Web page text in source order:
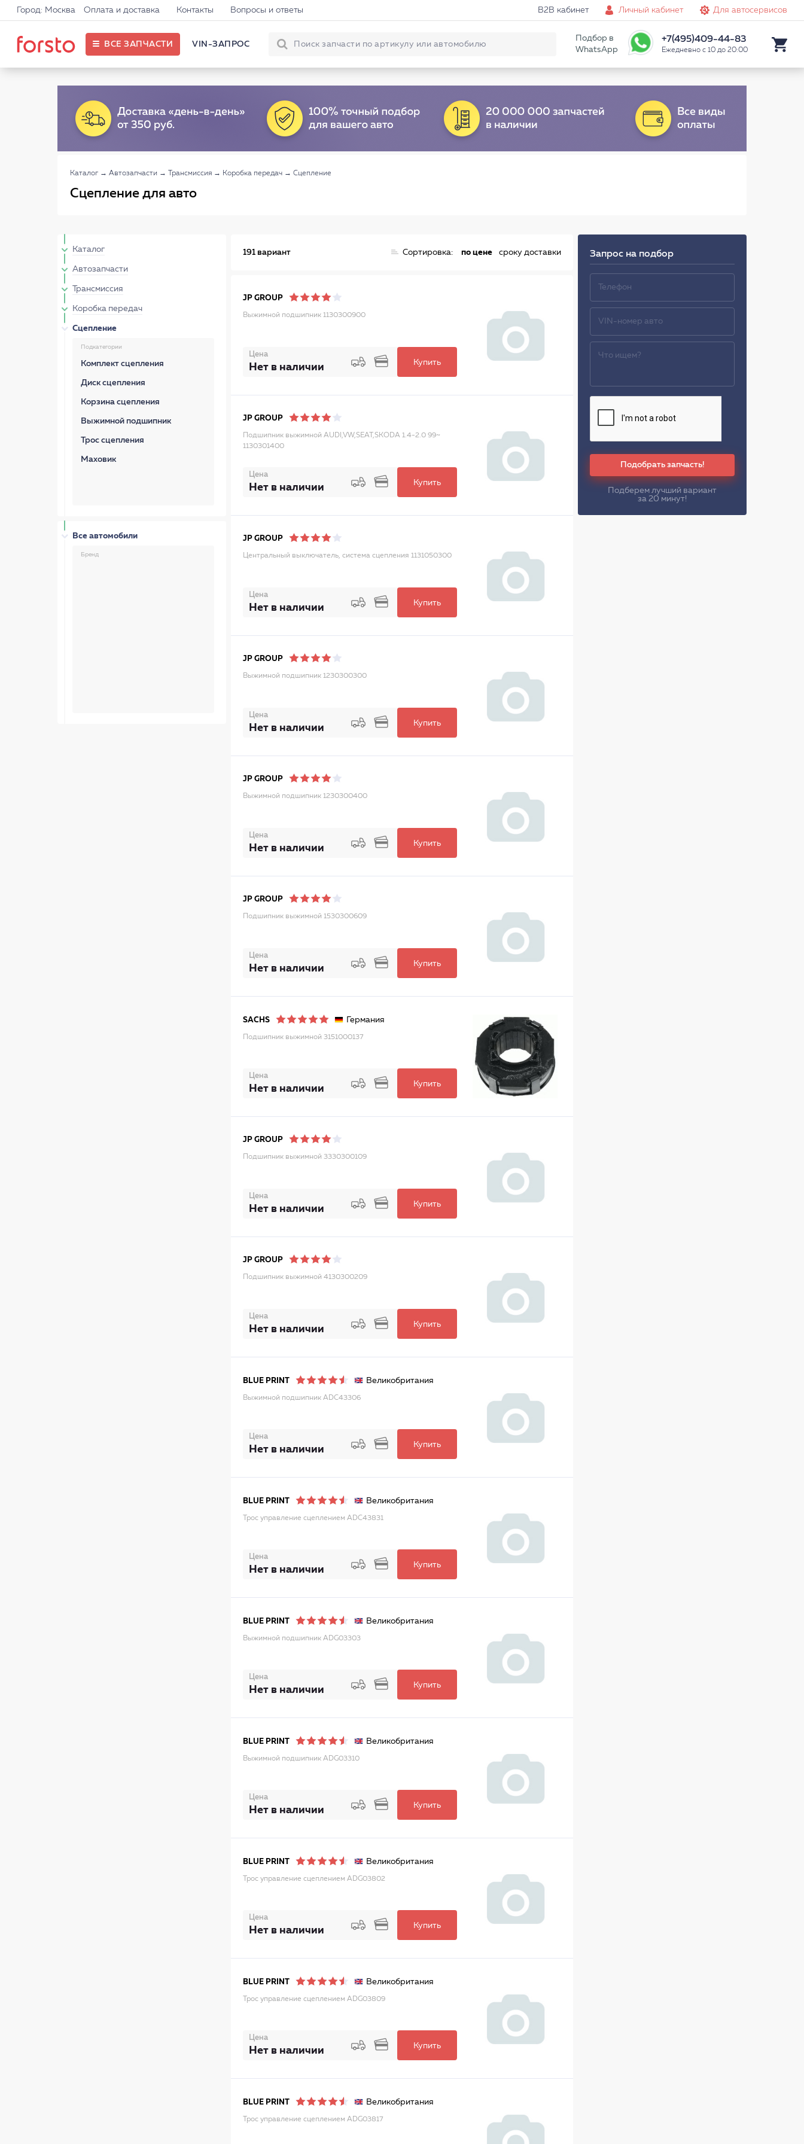
Город: Москва Оплата и доставка Контакты Вопросы и ответы B2B кабинет Личный кабинет Для автосервисов
ВСЕ ЗАПЧАСТИ VIN-ЗАПРОС
Подбор в
WhatsApp
+7(495)409-44-83
Ежедневно с 10 до 20:00
Каталог → Автозапчасти → Трансмиссия → Коробка передач → Сцепление
Сцепление для авто
Каталог
Автозапчасти
Трансмиссия
Коробка передач
Сцепление
Подкатегории
Комплект сцепления
Диск сцепления
Корзина сцепления
Выжимной подшипник
Трос сцепления
Маховик
Все автомобили
Бренд
191 вариант Сортировка: по цене сроку доставки
JP GROUP
Выжимной подшипник 1130300900
Цена
Нет в наличии Купить
JP GROUP
Подшипник выжимной AUDI,VW,SEAT,SKODA 1.4-2.0 99~
1130301400
Цена
Нет в наличии Купить
JP GROUP
Центральный выключатель, система сцепления 1131050300
Цена
Нет в наличии Купить
JP GROUP
Выжимной подшипник 1230300300
Цена
Нет в наличии Купить
JP GROUP
Выжимной подшипник 1230300400
Цена
Нет в наличии Купить
JP GROUP
Подшипник выжимной 1530300609
Цена
Нет в наличии Купить
SACHS Германия
Подшипник выжимной 3151000137
Цена
Нет в наличии Купить
JP GROUP
Подшипник выжимной 3330300109
Цена
Нет в наличии Купить
JP GROUP
Подшипник выжимной 4130300209
Цена
Нет в наличии Купить
BLUE PRINT Великобритания
Выжимной подшипник ADC43306
Цена
Нет в наличии Купить
BLUE PRINT Великобритания
Трос управление сцеплением ADC43831
Цена
Нет в наличии Купить
BLUE PRINT Великобритания
Выжимной подшипник ADG03303
Цена
Нет в наличии Купить
BLUE PRINT Великобритания
Выжимной подшипник ADG03310
Цена
Нет в наличии Купить
BLUE PRINT Великобритания
Трос управление сцеплением ADG03802
Цена
Нет в наличии Купить
BLUE PRINT Великобритания
Трос управление сцеплением ADG03809
Цена
Нет в наличии Купить
BLUE PRINT Великобритания
Трос управление сцеплением ADG03817
Запрос на подбор
Подобрать запчасть!
Подберем лучший вариант
за 20 минут!